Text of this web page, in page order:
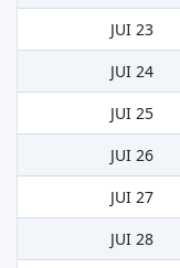
JUI 23
JUI 24
JUI 25
JUI 26
JUI 27
JUI 28